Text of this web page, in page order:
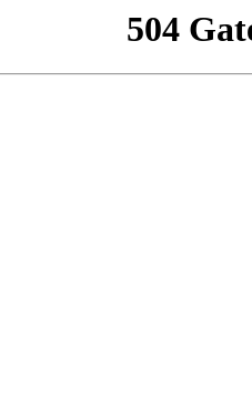
504